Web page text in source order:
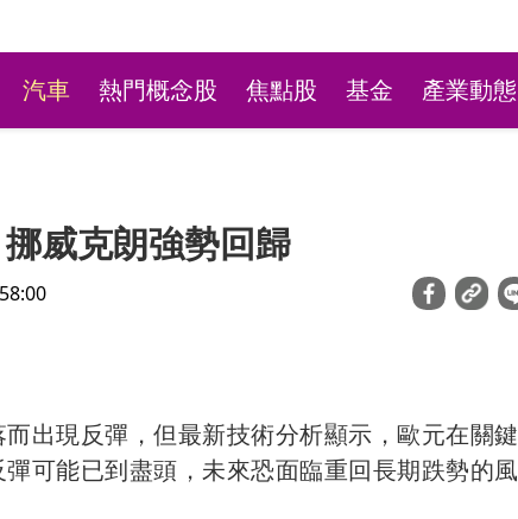
汽車 熱門概念股 焦點股 基金 產業動態
威克朗強勢回歸
出現反彈，但最新技術分析顯示，歐元在關鍵
可能已到盡頭，未來恐面臨重回長期跌勢的風
不捨盼「新莊陳意涵」接班